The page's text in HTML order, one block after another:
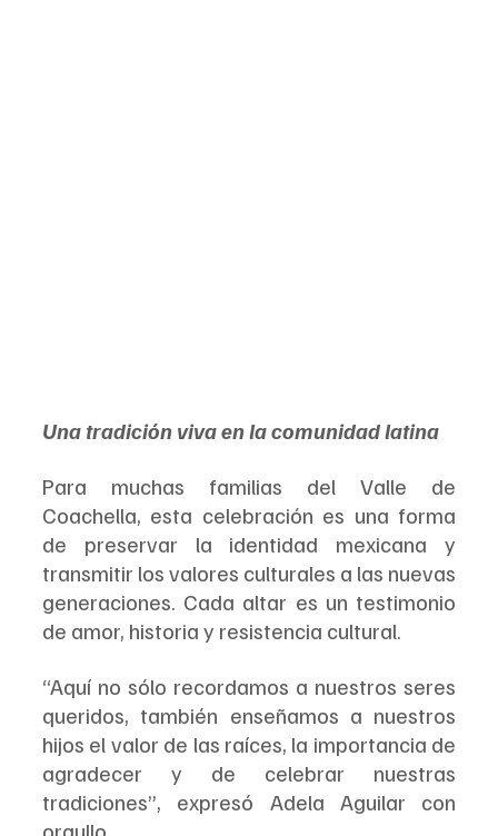
Una tradición viva en la comunidad latina
Para muchas familias del Valle de
Coachella, esta celebración es una forma
de preservar la identidad mexicana y
transmitir los valores culturales a las nuevas
generaciones. Cada altar es un testimonio
de amor, historia y resistencia cultural.
“Aquí no sólo recordamos a nuestros seres
queridos, también enseñamos a nuestros
hijos el valor de las raíces, la importancia de
agradecer y de celebrar nuestras
tradiciones”, expresó Adela Aguilar con